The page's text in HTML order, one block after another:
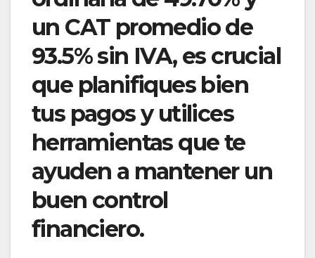
un CAT promedio de
93.5% sin IVA, es crucial
que planifiques bien
tus pagos y utilices
herramientas que te
ayuden a mantener un
buen control
financiero.